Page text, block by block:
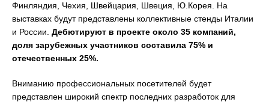
Финляндия, Чехия, Швейцария, Швеция, Ю.Корея. На
выставках будут представлены коллективные стенды Италии
и России. Дебютируют в проекте около 35 компаний,
доля зарубежных участников составила 75% и
отечественных 25%.
Вниманию профессиональных посетителей будет
представлен широкий спектр последних разработок для